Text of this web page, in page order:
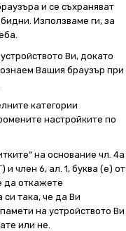
и се съхраняват
Използваме ги, за
Ви, докато
Вашия браузър при
категории
настройките по
на основание чл. 4а
и член 6, ал. 1, буква (е) от
да откажете
си така, че да Ви
на устройството Ви
или не.